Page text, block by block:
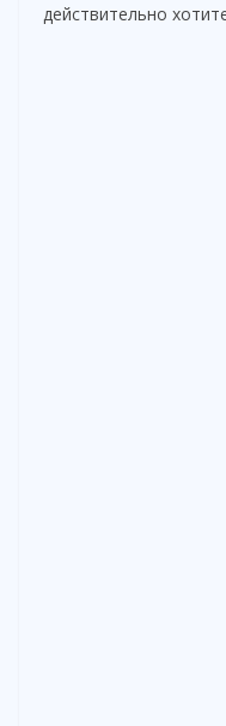
действительно